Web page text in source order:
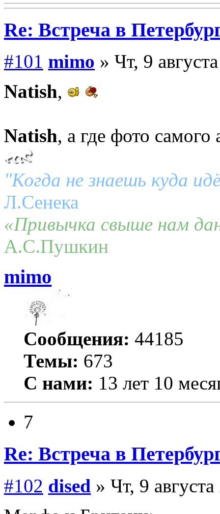
Re: Встреча в
#101 mimo » Чт, 9
Natish,
Natish, а где фото самого
"Когда не знаешь куда
Л.Сенека
«Привычка свыше нам
А.С.Пушкин
mimo
Сообщения: 44185
Темы: 673
С нами: 13 лет 10
7
Re: Встреча в
#102 dised » Чт, 9